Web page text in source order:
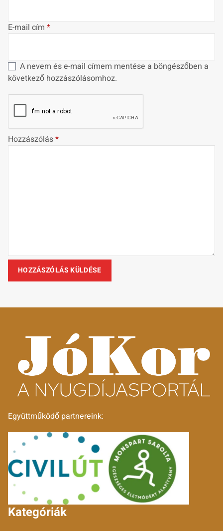
E-mail cím *
A nevem és e-mail címem mentése a böngészőben a
következő hozzászólásomhoz.
Hozzászólás*
Együttműködő partnereink:
Kategóriák